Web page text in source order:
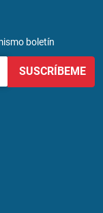
boletín
SUSCRÍBEME